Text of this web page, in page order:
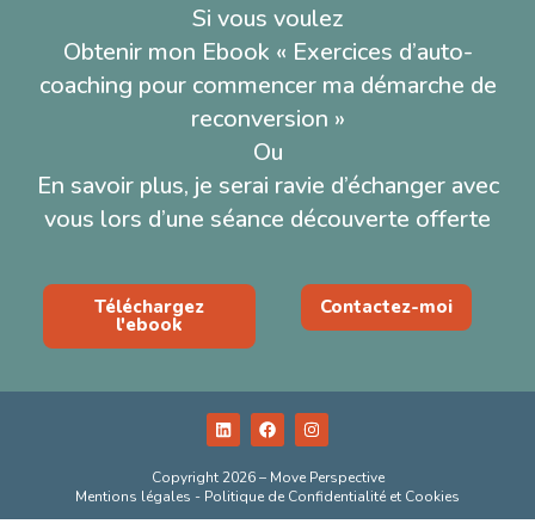
Si vous voulez
Obtenir mon Ebook « Exercices d’auto-
coaching pour commencer ma démarche de
reconversion »
Ou
En savoir plus, je serai ravie d’échanger avec
vous lors d’une séance découverte offerte
Téléchargez
l'ebook
Contactez-moi
Copyright 2026 – Move Perspective
Mentions légales - Politique de Confidentialité et Cookies